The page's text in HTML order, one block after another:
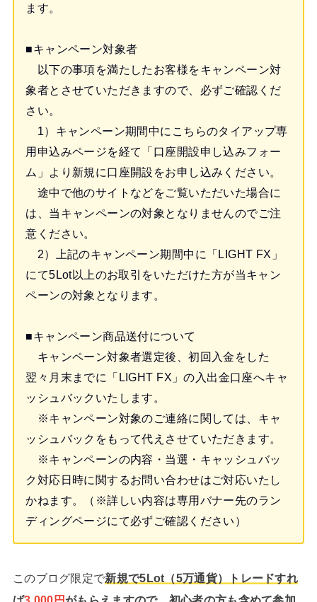
ます。
■キャンペーン対象者
以下の事項を満たしたお客様をキャンペーン対
象者とさせていただきますので、必ずご確認くだ
さい。
1）キャンペーン期間中にこちらのタイアップ専
用申込みページを経て「口座開設申し込みフォー
ム」より新規に口座開設をお申し込みください。
途中で他のサイトなどをご覧いただいた場合に
は、当キャンペーンの対象となりませんのでご注
意ください。
2）上記のキャンペーン期間中に「LIGHT FX」
にて5Lot以上のお取引をいただけた方が当キャン
ペーンの対象となります。
■キャンペーン商品送付について
キャンペーン対象者選定後、初回入金をした
翌々月末までに「LIGHT FX」の入出金口座へキャ
ッシュバックいたします。
※キャンペーン対象のご連絡に関しては、キャ
ッシュバックをもって代えさせていただきます。
※キャンペーンの内容・当選・キャッシュバッ
ク対応日時に関するお問い合わせはご対応いたし
かねます。（※詳しい内容は専用バナー先のラン
ディングページにて必ずご確認ください）
このブログ限定で新規で5Lot（5万通貨）トレードすれ